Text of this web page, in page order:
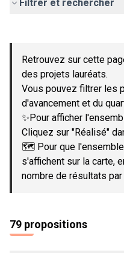
Filtrer et rechercher
−
Retrouvez sur cette
des projets lauréats.
Vous pouvez filtrer les
d'avancement et du
✨Pour afficher
Cliquez sur "Réalisé"
🗺️ Pour que
s'affichent sur la carte,
nombre de résultats par
79 propositions